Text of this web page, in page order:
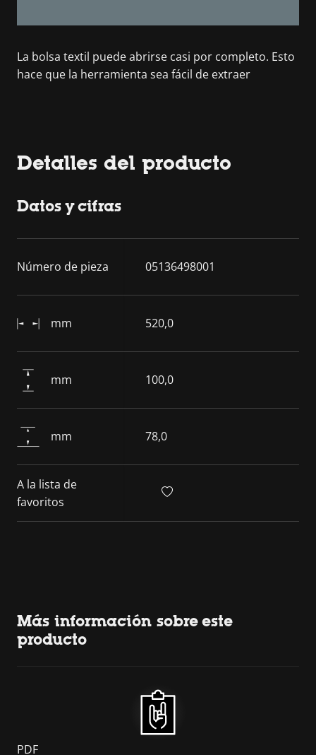
La bolsa textil puede abrirse casi por completo. Esto
hace que la herramienta sea fácil de extraer
Detalles del producto
Datos y cifras
Número de pieza 05136498001
mm 520,0
mm 100,0
mm 78,0
A la lista de
favoritos
Más información sobre este
producto
PDF